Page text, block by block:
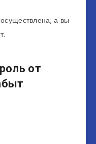
а вы
от